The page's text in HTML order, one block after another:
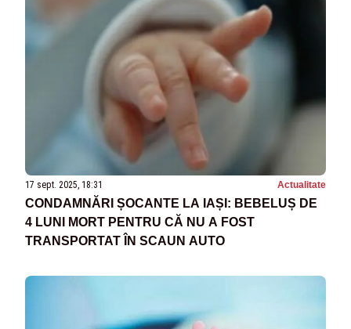
17 sept. 2025, 18:31 Actualitate
CONDAMNĂRI ȘOCANTE LA IAȘI: BEBELUȘ DE
4 LUNI MORT PENTRU CĂ NU A FOST
TRANSPORTAT ÎN SCAUN AUTO